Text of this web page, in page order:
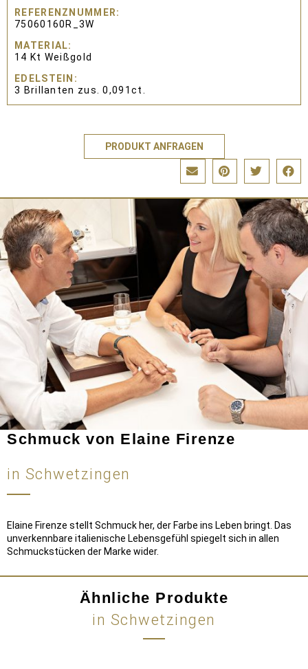
REFERENZNUMMER
75060160R_3W
MATERIAL
14 Kt Weißgold
EDELSTEIN
3 Brillanten zus. 0,091ct.
PRODUKT ANFRAGEN
Schmuck von Elaine Firenze
in Schwetzingen
Elaine Firenze stellt Schmuck her, der Farbe ins Leben bringt. Das
unverkennbare italienische Lebensgefühl spiegelt sich in allen
Schmuckstücken der Marke wider.
Ähnliche Produkte
in Schwetzingen